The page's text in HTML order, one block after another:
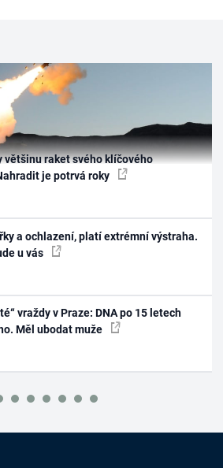
většinu raket svého klíčového
je potrvá roky
a ochlazení, platí extrémní výstraha.
u vás
vraždy v Praze: DNA po 15 letech
Měl ubodat muže